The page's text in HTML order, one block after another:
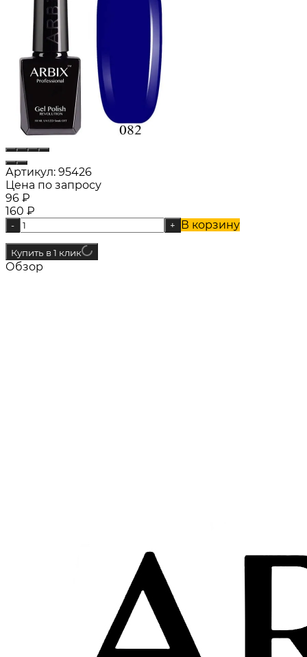
Артикул: 95426
Цена по запросу
96 ₽
160 ₽
- + В корзину
Купить в 1 клик
Обзор